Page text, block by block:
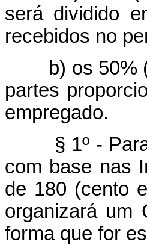
será dividido
recebidos no
b) os 50%
partes
empregado.
§ 1º - Para
com base nas
de 180 (cento
organizará um
forma que for